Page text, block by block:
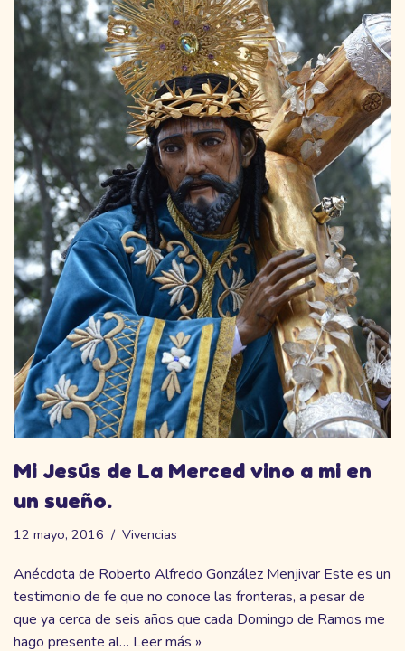
Mi Jesús de La Merced vino a mi en
un sueño.
12 mayo, 2016 Vivencias
Anécdota de Roberto Alfredo González Menjivar Este es un
testimonio de fe que no conoce las fronteras, a pesar de
que ya cerca de seis años que cada Domingo de Ramos me
hago presente al… Leer más »